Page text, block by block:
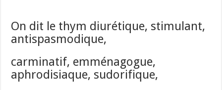
On dit le thym diurétique, stimulant,
antispasmodique,
carminatif, emménagogue,
aphrodisiaque, sudorifique,